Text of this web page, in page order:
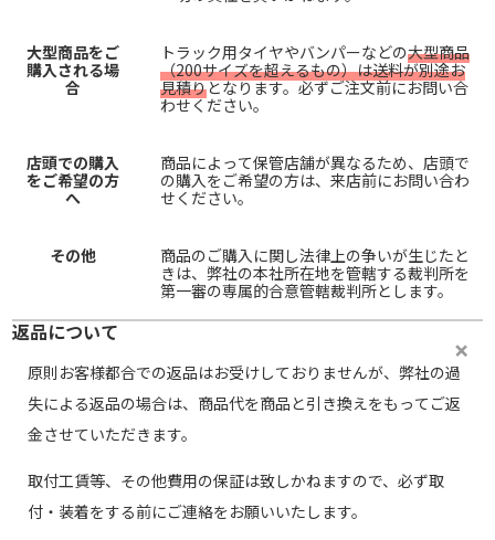
大型商品をご
購入される場
合
トラック用タイヤやバンパーなどの大型商品
（200サイズを超えるもの）は送料が別途お
見積りとなります。必ずご注文前にお問い合
わせください。
店頭での購入
をご希望の方
へ
商品によって保管店舗が異なるため、店頭で
の購入をご希望の方は、来店前にお問い合わ
せください。
その他
商品のご購入に関し法律上の争いが生じたと
きは、弊社の本社所在地を管轄する裁判所を
第一審の専属的合意管轄裁判所とします。
返品について
原則お客様都合での返品はお受けしておりませんが、弊社の過
失による返品の場合は、商品代を商品と引き換えをもってご返
金させていただきます。
取付工賃等、その他費用の保証は致しかねますので、必ず取
付・装着をする前にご連絡をお願いいたします。